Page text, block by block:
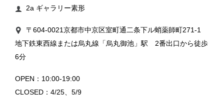
 2a ギャラリー素形

〒604-0021京都市中京区室町通二条下ル蛸薬師町271-1
地下鉄東西線または烏丸線「烏丸御池」駅 2番出口から徒歩
6分
OPEN：10:00-19:00
CLOSED：4/25、5/9